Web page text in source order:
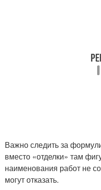
Важно следить за
вместо «отделки» там
наименования работ не
могут отказать.